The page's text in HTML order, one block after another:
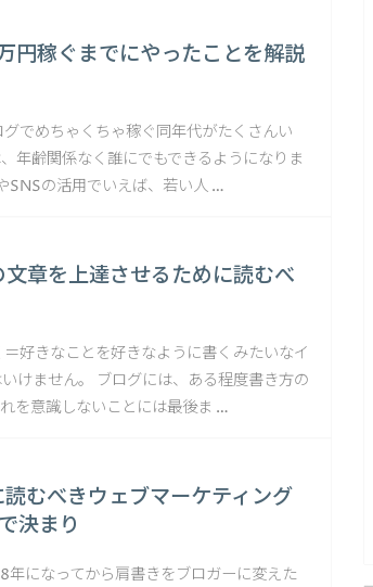
円稼ぐまでにやったことを解説
でめちゃくちゃ稼ぐ同年代がたくさんい
年齢関係なく誰にでもできるようになりま
SNSの活用でいえば、若い人 …
文章を上達させるために読むべ
好きなことを好きなように書くみたいなイ
けません。 ブログには、ある程度書き方の
を意識しないことには最後ま …
むべきウェブマーケティング
決まり
年になってから肩書きをブロガーに変えた